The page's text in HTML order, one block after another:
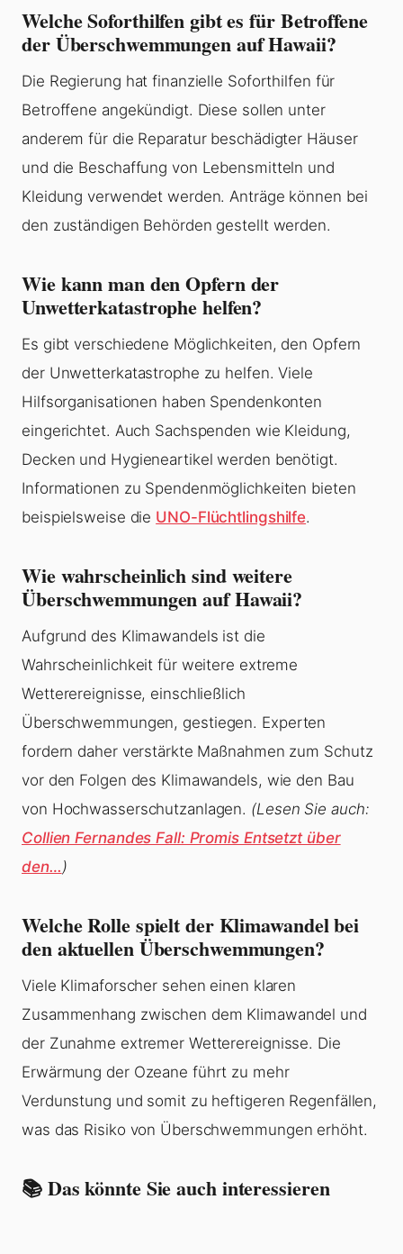
Welche Soforthilfen gibt es für Betroffene
der Überschwemmungen auf Hawaii?
Die Regierung hat finanzielle Soforthilfen für
Betroffene angekündigt. Diese sollen unter
anderem für die Reparatur beschädigter Häuser
und die Beschaffung von Lebensmitteln und
Kleidung verwendet werden. Anträge können bei
den zuständigen Behörden gestellt werden.
Wie kann man den Opfern der
Unwetterkatastrophe helfen?
Es gibt verschiedene Möglichkeiten, den Opfern
der Unwetterkatastrophe zu helfen. Viele
Hilfsorganisationen haben Spendenkonten
eingerichtet. Auch Sachspenden wie Kleidung,
Decken und Hygieneartikel werden benötigt.
Informationen zu Spendenmöglichkeiten bieten
beispielsweise die UNO-Flüchtlingshilfe.
Wie wahrscheinlich sind weitere
Überschwemmungen auf Hawaii?
Aufgrund des Klimawandels ist die
Wahrscheinlichkeit für weitere extreme
Wetterereignisse, einschließlich
Überschwemmungen, gestiegen. Experten
fordern daher verstärkte Maßnahmen zum Schutz
vor den Folgen des Klimawandels, wie den Bau
von Hochwasserschutzanlagen. (Lesen Sie auch:
Collien Fernandes Fall: Promis Entsetzt über
den…)
Welche Rolle spielt der Klimawandel bei
den aktuellen Überschwemmungen?
Viele Klimaforscher sehen einen klaren
Zusammenhang zwischen dem Klimawandel und
der Zunahme extremer Wetterereignisse. Die
Erwärmung der Ozeane führt zu mehr
Verdunstung und somit zu heftigeren Regenfällen,
was das Risiko von Überschwemmungen erhöht.
📚 Das könnte Sie auch interessieren